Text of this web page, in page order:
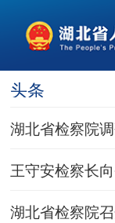
头条
湖北省检察院
王守安检察长
湖北省检察院